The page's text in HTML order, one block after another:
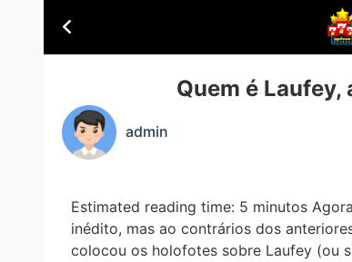
Quem é
admin
Estimated reading time: 5 minutos
inédito, mas ao contrários dos
colocou os holofotes sobre Laufey (ou